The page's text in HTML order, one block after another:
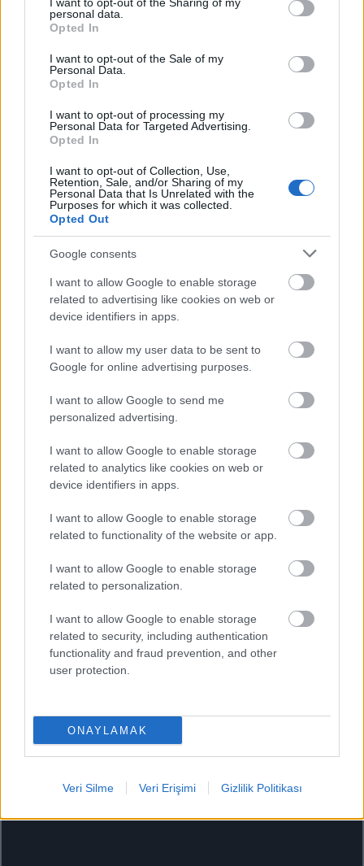
grant or deny consent to Google and its third-party tags to
use your data for below specified purposes in below Google
consent section.
personal data.
Opted In
I want to opt-out of the Sale of my
Personal Data.
Opted In
I want to opt-out of processing my
Personal Data for Targeted Advertising.
Opted In
I want to opt-out of Collection, Use,
Retention, Sale, and/or Sharing of my
Personal Data that Is Unrelated with the
Purposes for which it was collected.
Opted Out
Google consents
I want to allow Google to enable storage
related to advertising like cookies on web or
device identifiers in apps.
I want to allow my user data to be sent to
Google for online advertising purposes.
I want to allow Google to send me
personalized advertising.
I want to allow Google to enable storage
related to analytics like cookies on web or
device identifiers in apps.
I want to allow Google to enable storage
related to functionality of the website or app.
I want to allow Google to enable storage
related to personalization.
I want to allow Google to enable storage
related to security, including authentication
functionality and fraud prevention, and other
user protection.
ONAYLAMAK
Veri Silme Veri Erişimi Gizlilik Politikası
31. Hafta Ön Analizi: Derbilerde sergilediği ekstra performansı
ile ön plana çıkması beklenen yerli isim!
03/19/2021 YazarYiğit Selçuk
''Derbisever'' yerli isim önerimizdir! Son şampiyonun yıldız isminden puan
anlamında patlama bekliyoruz.
Süper Lig 26. hafta genel analizi: Müthiş düello- Caulker vs
Mohamed. Trabzonspor’da zorunlu rotasyon!
Trabzonspor'da savunma ikilisine her zamankinden daha fazla iş
düşecek. Mostafa Mohamed çıkışını sürdürebilecek mi? Genel analiz ve
Devam oku »